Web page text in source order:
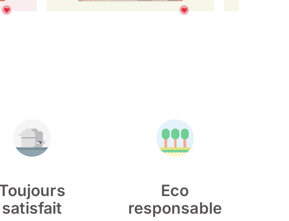
satisfait
Eco
responsable